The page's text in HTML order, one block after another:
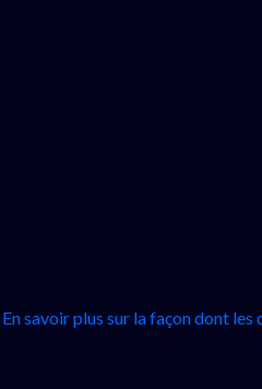
En savoir plus sur la façon dont